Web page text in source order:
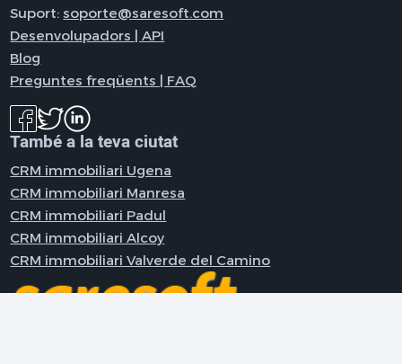
Suport:soporte@saresoft.com
Desenvolupadors | API
Blog
Preguntes freqüents | FAQ
També a la teva ciutat
CRM immobiliari Ugena
CRM immobiliari Manresa
CRM immobiliari Padul
CRM immobiliari Alcoy
CRM immobiliari Valverde del Camino